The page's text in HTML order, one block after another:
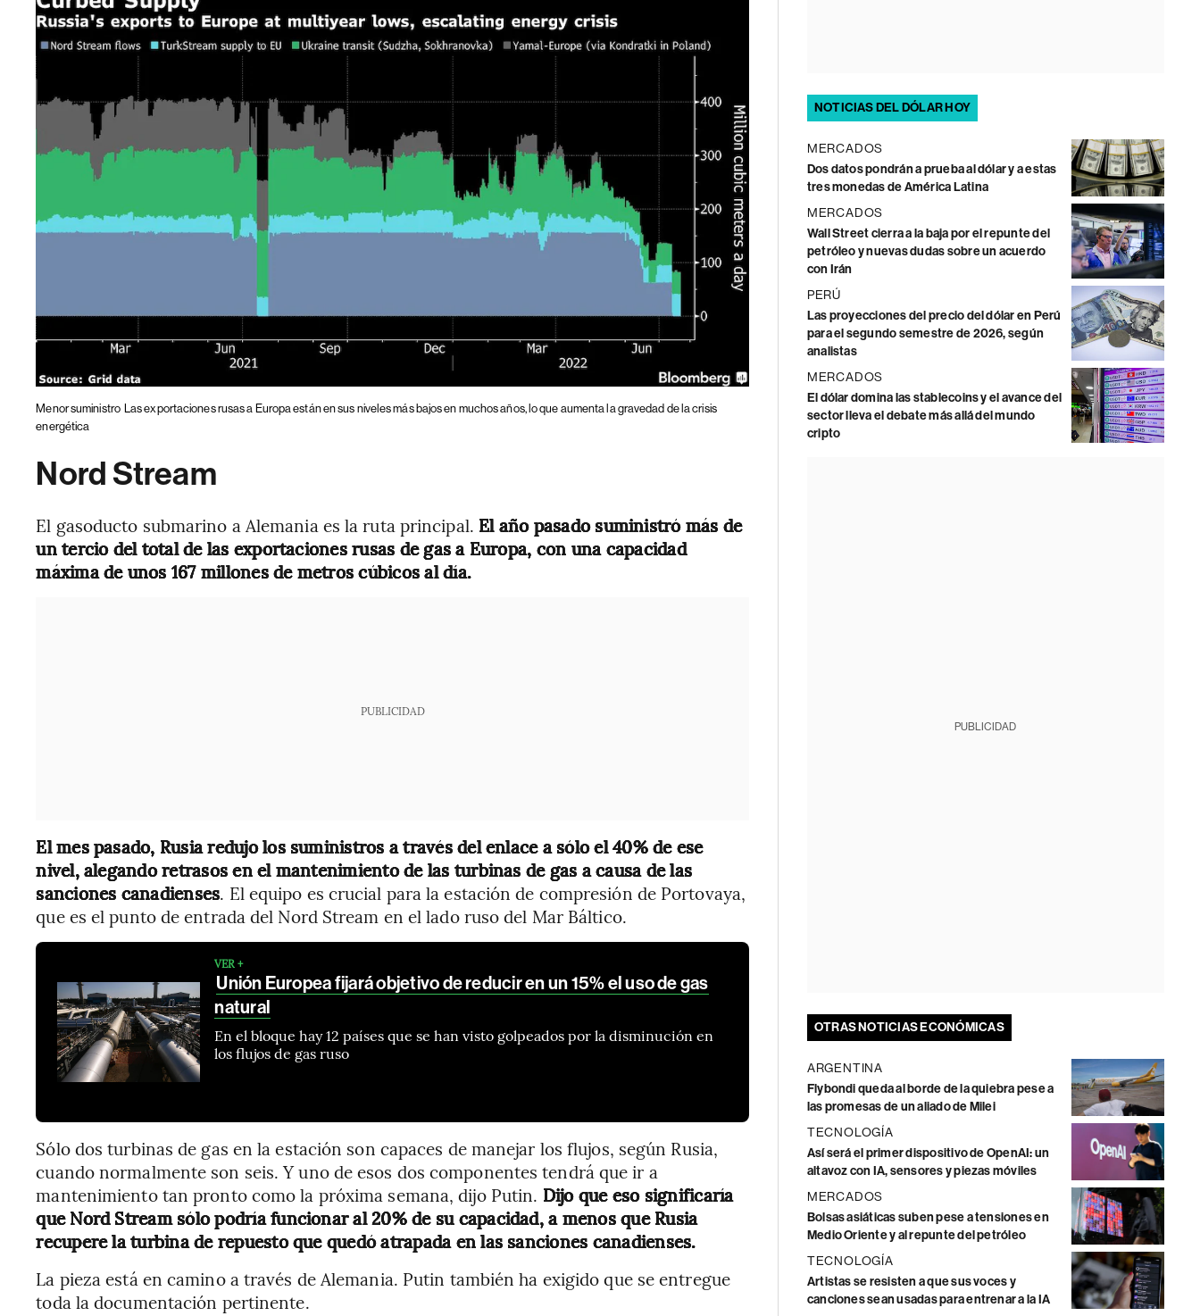
Menor suministro
Las exportaciones rusas a Europa están en sus niveles más bajos en muchos años, lo que aumenta la gravedad de la crisis
energética
Nord Stream
El gasoducto submarino a Alemania es la ruta principal. El año pasado suministró más de
un tercio del total de las exportaciones rusas de gas a Europa, con una capacidad
máxima de unos 167 millones de metros cúbicos al día.
PUBLICIDAD
El mes pasado, Rusia redujo los suministros a través del enlace a sólo el 40% de ese
nivel, alegando retrasos en el mantenimiento de las turbinas de gas a causa de las
sanciones canadienses. El equipo es crucial para la estación de compresión de Portovaya,
que es el punto de entrada del Nord Stream en el lado ruso del Mar Báltico.
VER +
Unión Europea fijará objetivo de reducir en un 15% el uso de gas
natural
En el bloque hay 12 países que se han visto golpeados por la disminución en
los flujos de gas ruso
Sólo dos turbinas de gas en la estación son capaces de manejar los flujos, según Rusia,
cuando normalmente son seis. Y uno de esos dos componentes tendrá que ir a
mantenimiento tan pronto como la próxima semana, dijo Putin. Dijo que eso significaría
que Nord Stream sólo podría funcionar al 20% de su capacidad, a menos que Rusia
recupere la turbina de repuesto que quedó atrapada en las sanciones canadienses.
La pieza está en camino a través de Alemania. Putin también ha exigido que se entregue
toda la documentación pertinente.
NOTICIAS DEL DÓLAR HOY
MERCADOS
Dos datos pondrán a prueba al dólar y a estas
tres monedas de América Latina
MERCADOS
Wall Street cierra a la baja por el repunte del
petróleo y nuevas dudas sobre un acuerdo
con Irán
PERÚ
Las proyecciones del precio del dólar en Perú
para el segundo semestre de 2026, según
analistas
MERCADOS
El dólar domina las stablecoins y el avance del
sector lleva el debate más allá del mundo
cripto
PUBLICIDAD
OTRAS NOTICIAS ECONÓMICAS
ARGENTINA
Flybondi queda al borde de la quiebra pese a
las promesas de un aliado de Milei
TECNOLOGÍA
Así será el primer dispositivo de OpenAI: un
altavoz con IA, sensores y piezas móviles
MERCADOS
Bolsas asiáticas suben pese a tensiones en
Medio Oriente y al repunte del petróleo
TECNOLOGÍA
Artistas se resisten a que sus voces y
canciones sean usadas para entrenar a la IA